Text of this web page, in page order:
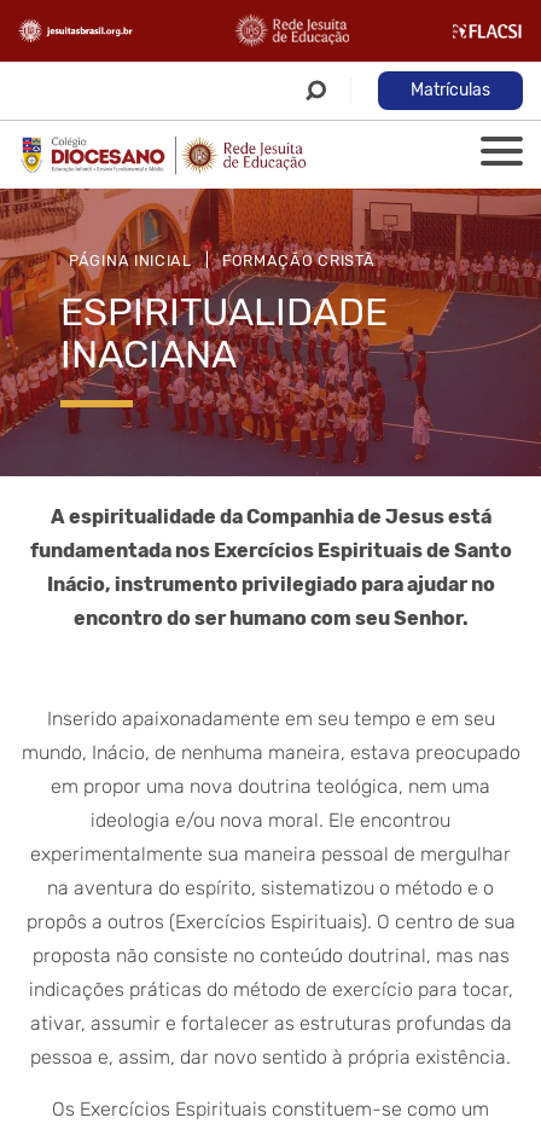
Matrículas
PÁGINA INICIAL | FORMAÇÃO CRISTÃ
ESPIRITUALIDADE
INACIANA
A espiritualidade da Companhia de Jesus está
fundamentada nos Exercícios Espirituais de Santo
Inácio, instrumento privilegiado para ajudar no
encontro do ser humano com seu Senhor.
Inserido apaixonadamente em seu tempo e em seu
mundo, Inácio, de nenhuma maneira, estava preocupado
em propor uma nova doutrina teológica, nem uma
ideologia e/ou nova moral. Ele encontrou
experimentalmente sua maneira pessoal de mergulhar
na aventura do espírito, sistematizou o método e o
propôs a outros (Exercícios Espirituais). O centro de sua
proposta não consiste no conteúdo doutrinal, mas nas
indicações práticas do método de exercício para tocar,
ativar, assumir e fortalecer as estruturas profundas da
pessoa e, assim, dar novo sentido à própria existência.
Os Exercícios Espirituais constituem-se como um